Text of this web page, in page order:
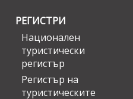
РЕГИСТРИ
Национален
туристически
регистър
Регистър на
туристическите